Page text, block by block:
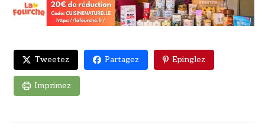
Tweetez Partagez Epinglez
Imprimez